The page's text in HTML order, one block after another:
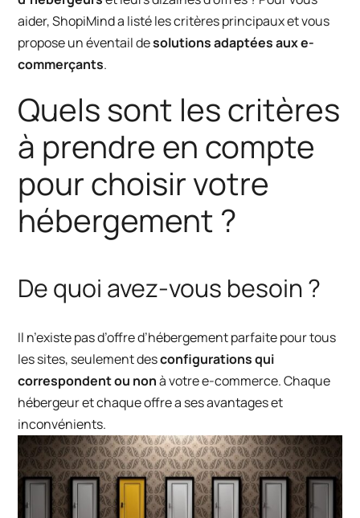
aider, ShopiMind a listé les critères principaux et vous
propose un éventail desolutions adaptées aux e-
commerçants.
Quels sont les critères
à prendre en compte
pour choisir votre
hébergement ?
De quoi avez-vous besoin ?
Il n’existe pas d’offre d’hébergement parfaite pour tous
les sites, seulement desconfigurations qui
correspondent ou nonà votre e-commerce. Chaque
hébergeur et chaque offre a ses avantages et
inconvénients.